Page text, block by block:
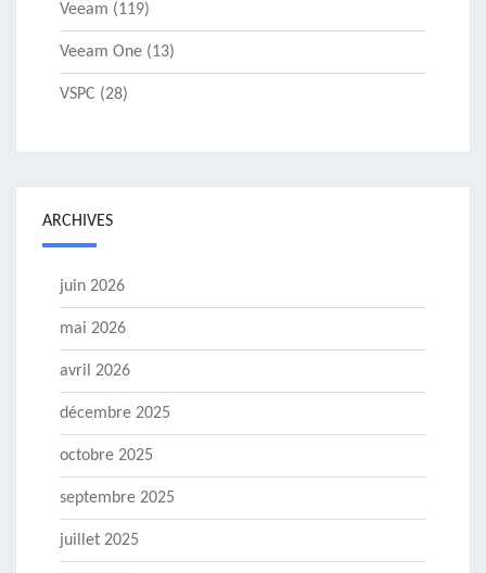
Veeam (119)
Veeam One (13)
VSPC (28)
ARCHIVES
juin 2026
mai 2026
avril 2026
décembre 2025
octobre 2025
septembre 2025
juillet 2025